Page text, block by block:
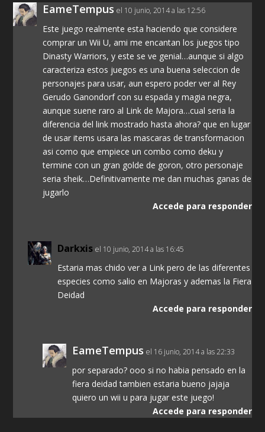
EameTempus el 10 junio, 2014 a las 12:56
Este juego realmente esta haciendo que considere
comprar un Wii U, ami me encantan los juegos tipo
Dinasty Warriors, y este se ve genial…aunque si algo
caracteriza estos juegos es una buena seleccion de
personajes para usar, aun espero poder ver al Rey
Gerudo Ganondorf con su espada y magia negra,
aunque suene raro al Link de Majora…cual seria la
diferencia del link mostrado hasta ahora? que en lugar
de usar items usara las mascaras de transformacion
asi como que empiece un combo como deku y
termine con un gran golde de goron, otro personaje
seria sheik…Definitivamente me dan muchas ganas de
jugarlo
Accede para responder
Darkxis el 10 junio, 2014 a las 16:45
Estaria mas chido ver a Link pero de las diferentes
especies como salio en Majoras y ademas la Fiera
Deidad
Accede para responder
EameTempus el 16 junio, 2014 a las 22:33
por separado? ooo si no habia pensado en la
fiera deidad tambien estaria bueno jajaja
quiero un wii u para jugar este juego!
Accede para responder